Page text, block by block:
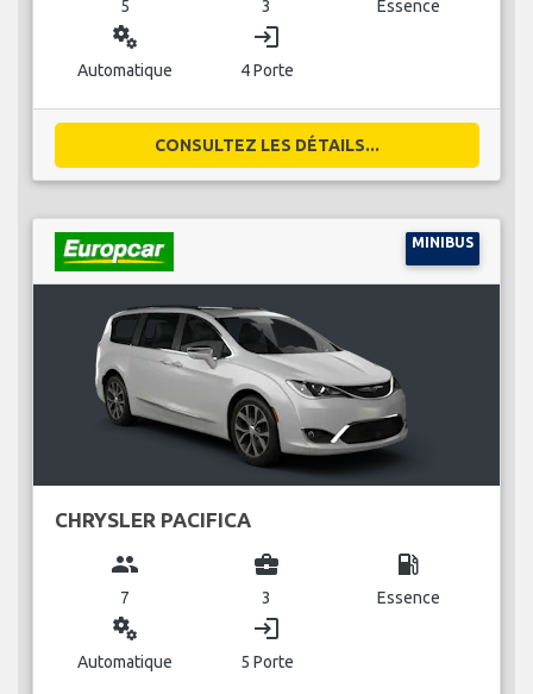
5 3 Essence
miscellaneous_services
Automatique
login
4 Porte
CONSULTEZ LES DÉTAILS...
MINIBUS
CHRYSLER PACIFICA
group
7
business_center
3
local_gas_station
Essence
miscellaneous_services
Automatique
login
5 Porte